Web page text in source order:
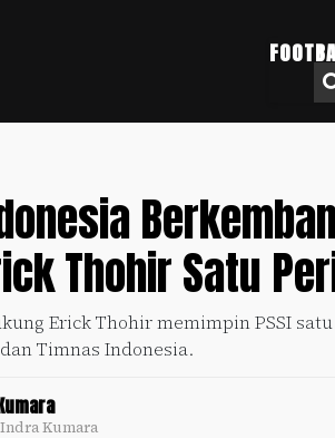
Thohir Satu
Erick Thohir memimpin PSSI
Timnas Indonesia.
Kumara